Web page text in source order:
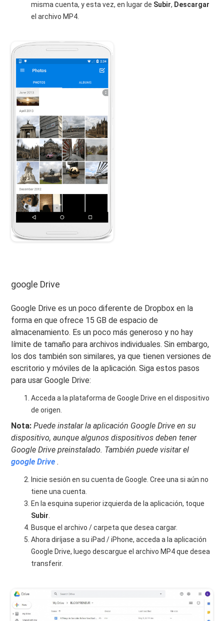
misma cuenta, y esta vez, en lugar de Subir, Descargar
el archivo MP4.
google Drive
Google Drive es un poco diferente de Dropbox en la
forma en que ofrece 15 GB de espacio de
almacenamiento. Es un poco más generoso y no hay
límite de tamaño para archivos individuales. Sin embargo,
los dos también son similares, ya que tienen versiones de
escritorio y móviles de la aplicación. Siga estos pasos
para usar Google Drive:
Acceda a la plataforma de Google Drive en el dispositivo
de origen.
Nota:Puede instalar la aplicación Google Drive en su
dispositivo, aunque algunos dispositivos deben tener
Google Drive preinstalado. También puede visitar el
google Drive .
Inicie sesión en su cuenta de Google. Cree una si aún no
tiene una cuenta.
En la esquina superior izquierda de la aplicación, toque
Subir
Busque el archivo / carpeta que desea cargar.
Ahora diríjase a su iPad / iPhone, acceda a la aplicación
Google Drive, luego descargue el archivo MP4 que desea
transferir.